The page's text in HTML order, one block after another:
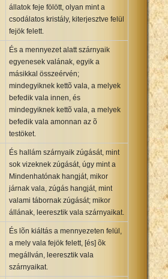
állatok feje fölött, olyan mint a
csodálatos kristály, kiterjesztve felül
fejök felett.
És a mennyezet alatt szárnyaik
egyenesek valának, egyik a
másikkal összeérvén;
mindegyiknek kettõ vala, a melyek
befedik vala innen, és
mindegyiknek kettõ vala, a melyek
befedik vala amonnan az õ
testöket.
És hallám szárnyaik zúgását, mint
sok vizeknek zúgását, úgy mint a
Mindenhatónak hangját, mikor
járnak vala, zúgás hangját, mint
valami tábornak zúgását; mikor
állának, leeresztik vala szárnyaikat.
És lõn kiáltás a mennyezeten felül,
a mely vala fejök felett, [és] õk
megállván, leeresztik vala
szárnyaikat.